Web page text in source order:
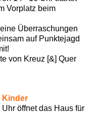
Vorplatz beim
Überraschungen
auf Punktejagd
von Kreuz [&] Quer
Kinder
Uhr öffnet das Haus für